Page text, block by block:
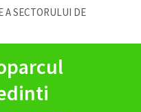
A SECTORULUI DE